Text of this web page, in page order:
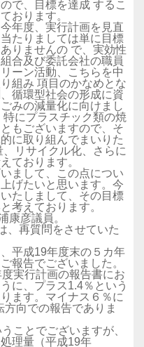
で、目標を達成 するこ
おります。
年度、実行計画を見直
たりましては単に目標
りませんの で、実効性
合及び委託会社の職員
ーン活動、こちらを中
組み 項目のかなめとな
循環型社会の形成に資
みの減量化に向けまし
にプラスチック類の焼
もございますので、そ
に取り組んでまいりた
リサイクル化、さらに
ております。
まして、この点につい
げたいと思います。今
たしまして、その目標
考えております。
彦議員。
再質問をさせていた
平成19年度末の５カ年
報告でございました。
実行計画の報告書にお
に、プラス1.4％という
ます。マイナス６％に
向での報告でありま
ことでございますが、
理量（平成19年